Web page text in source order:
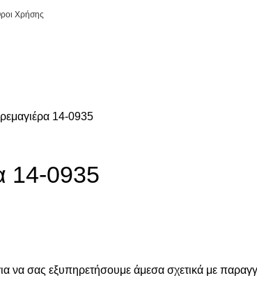
Χρήσης
14-0935
14-0935
να σας εξυπηρετήσουμε άμεσα σχετικά με